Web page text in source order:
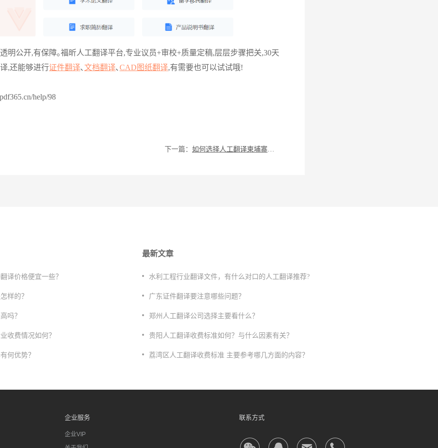
明公开,有保障｡福昕人工翻译平台,专业议员+审校+质量定稿,层层步骤把关,30天
,还能够进行证件翻译､ 文档翻译､ CAD图纸翻译,有需要也可以试试哦!
help/98
下一篇： 如何选择人工翻译柬埔寨语的软件?
译价格便宜一些？
样的？
吗？
收费情况如何？
何优势？
最新文章
水利工程行业翻译文件，有什么对口的人工翻译推荐?
广东证件翻译要注意哪些问题？
郑州人工翻译公司选择主要看什么？
贵阳人工翻译收费标准如何？与什么因素有关？
荔湾区人工翻译收费标准 主要参考哪几方面的内容？
企业服务
企业VIP
联系方式